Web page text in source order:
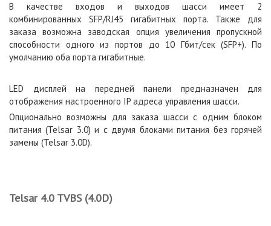
В качестве входов и выходов шасси имеет 2
комбинированных SFP/RJ45 гигабитных порта. Также для
заказа возможна заводская опция увеличения пропускной
способности одного из портов до 10 Гбит/сек (SFP+). По
умолчанию оба порта гигабитные.
LED дисплей на передней панели предназначен для
отображения настроенного IP адреса управления шасси.
Опционально возможны для заказа шасси с одним блоком
питания (Telsar 3.0) и с двумя блоками питания без горячей
замены (Telsar 3.0D).
Telsar 4.0 TVBS (4.0D)